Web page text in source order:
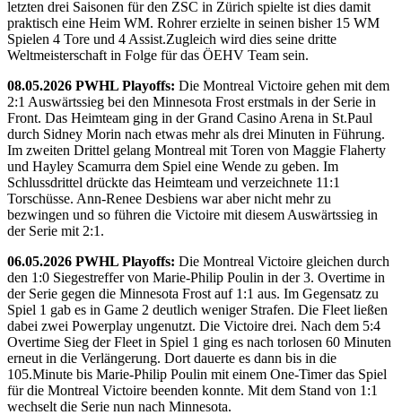
letzten drei Saisonen für den ZSC in Zürich spielte ist dies damit
praktisch eine Heim WM. Rohrer erzielte in seinen bisher 15 WM
Spielen 4 Tore und 4 Assist.Zugleich wird dies seine dritte
Weltmeisterschaft in Folge für das ÖEHV Team sein.
08.05.2026 PWHL Playoffs: Die Montreal Victoire gehen mit dem
2:1 Auswärtssieg bei den Minnesota Frost erstmals in der Serie in
Front. Das Heimteam ging in der Grand Casino Arena in St.Paul
durch Sidney Morin nach etwas mehr als drei Minuten in Führung.
Im zweiten Drittel gelang Montreal mit Toren von Maggie Flaherty
und Hayley Scamurra dem Spiel eine Wende zu geben. Im
Schlussdrittel drückte das Heimteam und verzeichnete 11:1
Torschüsse. Ann-Renee Desbiens war aber nicht mehr zu
bezwingen und so führen die Victoire mit diesem Auswärtssieg in
der Serie mit 2:1.
06.05.2026 PWHL Playoffs: Die Montreal Victoire gleichen durch
den 1:0 Siegestreffer von Marie-Philip Poulin in der 3. Overtime in
der Serie gegen die Minnesota Frost auf 1:1 aus. Im Gegensatz zu
Spiel 1 gab es in Game 2 deutlich weniger Strafen. Die Fleet ließen
dabei zwei Powerplay ungenutzt. Die Victoire drei. Nach dem 5:4
Overtime Sieg der Fleet in Spiel 1 ging es nach torlosen 60 Minuten
erneut in die Verlängerung. Dort dauerte es dann bis in die
105.Minute bis Marie-Philip Poulin mit einem One-Timer das Spiel
für die Montreal Victoire beenden konnte. Mit dem Stand von 1:1
wechselt die Serie nun nach Minnesota.